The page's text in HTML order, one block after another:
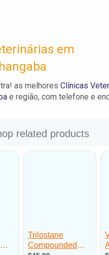
em
as melhores Clínicas
e região, com telefone e